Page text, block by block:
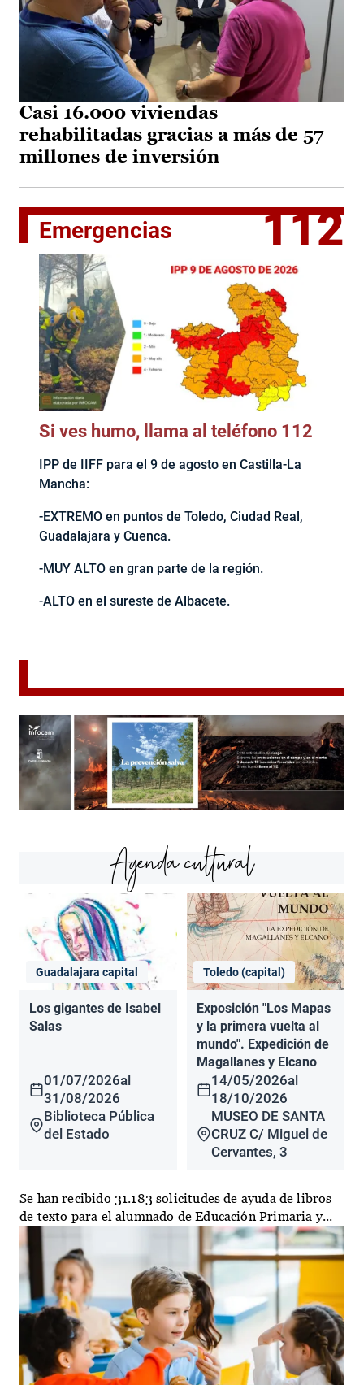
Casi 16.000 viviendas
rehabilitadas gracias a más de 57
millones de inversión
Emergencias 112
Si ves humo, llama al teléfono 112
IPP de IIFF para el 9 de agosto en Castilla-La
Mancha:
-EXTREMO en puntos de Toledo, Ciudad Real,
Guadalajara y Cuenca.
-MUY ALTO en gran parte de la región.
-ALTO en el sureste de Albacete.
Agenda cultural
Guadalajara capital
Los gigantes de Isabel
Salas
01/07/2026al
31/08/2026
Biblioteca Pública
del Estado
Toledo (capital)
Exposición "Los Mapas
y la primera vuelta al
mundo". Expedición de
Magallanes y Elcano
14/05/2026al
18/10/2026
MUSEO DE SANTA
CRUZ C/ Miguel de
Cervantes, 3
Se han recibido 31.183 solicitudes de ayuda de libros
de texto para el alumnado de Educación Primaria y...